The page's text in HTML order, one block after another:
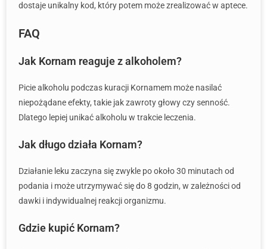
dostaje unikalny kod, który potem może zrealizować w aptece.
FAQ
Jak Kornam reaguje z alkoholem?
Picie alkoholu podczas kuracji Kornamem może nasilać
niepożądane efekty, takie jak zawroty głowy czy senność.
Dlatego lepiej unikać alkoholu w trakcie leczenia.
Jak długo działa Kornam?
Działanie leku zaczyna się zwykle po około 30 minutach od
podania i może utrzymywać się do 8 godzin, w zależności od
dawki i indywidualnej reakcji organizmu.
Gdzie kupić Kornam?